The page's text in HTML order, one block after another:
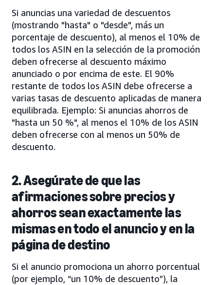
Si anuncias una variedad de descuentos
(mostrando "hasta" o "desde", más un
porcentaje de descuento), al menos el 10% de
todos los ASIN en la selección de la promoción
deben ofrecerse al descuento máximo
anunciado o por encima de este. El 90%
restante de todos los ASIN debe ofrecerse a
varias tasas de descuento aplicadas de manera
equilibrada. Ejemplo: Si anuncias ahorros de
"hasta un 50 %", al menos el 10% de los ASIN
deben ofrecerse con al menos un 50% de
descuento.
2. Asegúrate de que las
afirmaciones sobre precios y
ahorros sean exactamente las
mismas en todo el anuncio y en la
página de destino
Si el anuncio promociona un ahorro porcentual
(por ejemplo, “un 10% de descuento”), la